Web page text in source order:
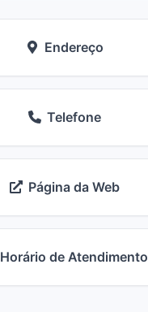
Endereço
Telefone
Página da Web
Horário de Atendimento